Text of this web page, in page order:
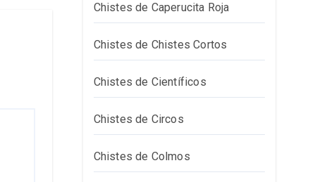
Chistes de Caperucita Roja
Chistes de Chistes Cortos
Chistes de Científicos
Chistes de Circos
Chistes de Colmos